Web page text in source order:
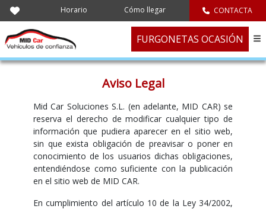
Horario Cómo llegar CONTACTA
FURGONETAS OCASIÓN
Aviso Legal
Mid Car Soluciones S.L. (en adelante, MID CAR) se
reserva el derecho de modificar cualquier tipo de
información que pudiera aparecer en el sitio web,
sin que exista obligación de preavisar o poner en
conocimiento de los usuarios dichas obligaciones,
entendiéndose como suficiente con la publicación
en el sitio web de MID CAR.
En cumplimiento del artículo 10 de la Ley 34/2002,